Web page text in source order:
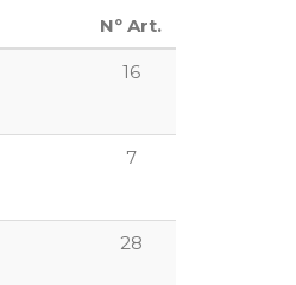
Nº Art.
16
7
28